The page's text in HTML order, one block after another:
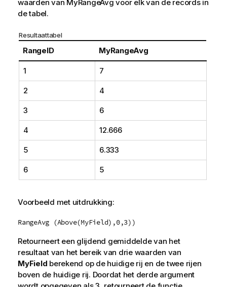
waarden van MyRangeAvg voor elk van de records in
de tabel.
Resultaattabel
RangeID MyRangeAvg
1 7
2 4
3 6
4 12.666
5 6.333
6 5
Voorbeeld met uitdrukking:
RangeAvg (Above(MyField),0,3))
Retourneert een glijdend gemiddelde van het
resultaat van het bereik van drie waarden van
MyField berekend op de huidige rij en de twee rijen
boven de huidige rij. Doordat het derde argument